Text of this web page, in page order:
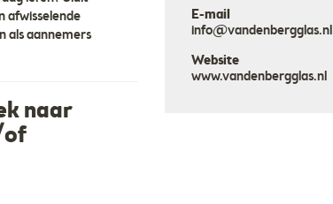
afwisselende
als aannemers
naar
of
E-mail
info@vandenbergglas.nl
Website
www.vandenbergglas.nl